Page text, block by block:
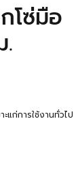
โซ่มือ
.
แก่การใช้งานทั่วไป